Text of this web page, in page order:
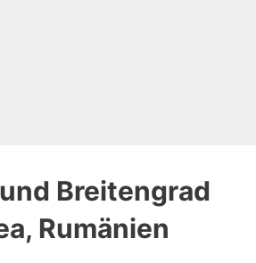
Breitengrad
Rumänien